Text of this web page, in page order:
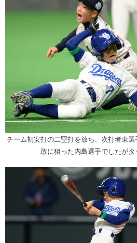
チーム初安打の二塁打を放ち、次打者東
敢に狙った内島選手でしたがタ